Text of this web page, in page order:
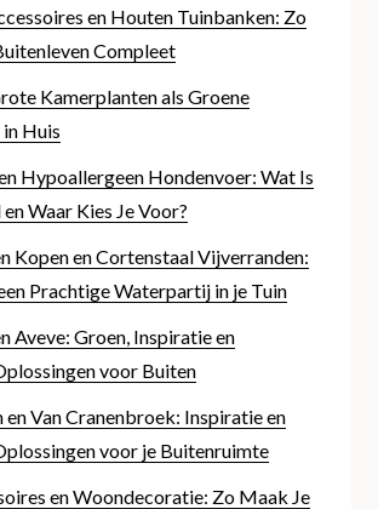
en Houten Tuinbanken: Zo
Compleet
Kamerplanten als Groene
Huis
Hypoallergeen Hondenvoer: Wat Is
Waar Kies Je Voor?
Kopen en Cortenstaal Vijverranden:
Prachtige Waterpartij in je Tuin
Aveve: Groen, Inspiratie en
voor Buiten
en Van Cranenbroek: Inspiratie en
voor je Buitenruimte
en Woondecoratie: Zo Maak Je